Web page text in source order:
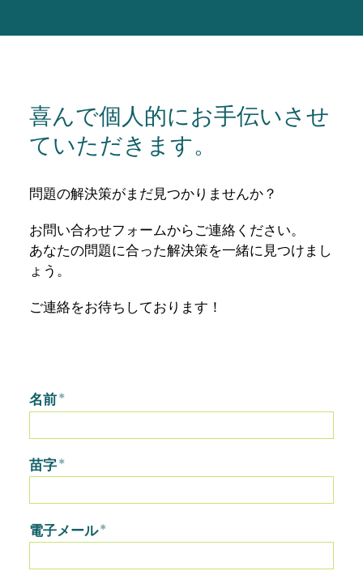
喜んで個人的にお手伝いさせ
ていただきます。
問題の解決策がまだ見つかりませんか？
お問い合わせフォームからご連絡ください。
あなたの問題に合った解決策を一緒に見つけまし
ょう。
ご連絡をお待ちしております！
名前*
苗字*
電子メール*